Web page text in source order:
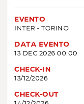
EVENTO
INTER - TORINO
DATA EVENTO
13 DEC 2026 00:00
CHECK-IN
13/12/2026
CHECK-OUT